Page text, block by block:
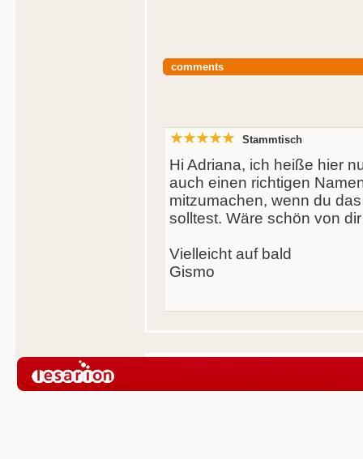
comments
Stammtisch
Hi Adriana, ich heiße hier
auch einen richtigen
mitzumachen, wenn du
solltest. Wäre schön von
Vielleicht auf bald
Gismo